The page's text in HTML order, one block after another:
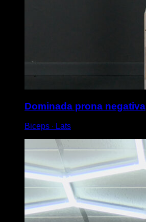
Dominada prona negativa
Biceps ∙ Lats